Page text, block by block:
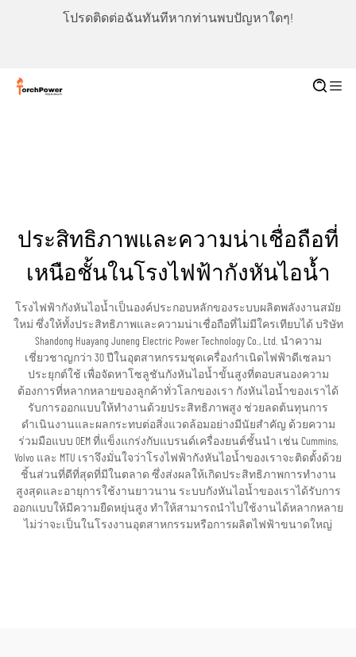
โปรดติดต่อฉันทันทีหากท่านพบปัญหาใดๆ!
ประสิทธิภาพและความน่าเชื่อถือที่
เหนือชั้นในโรงไฟฟ้ากังหันไอน้ำ
โรงไฟฟ้ากังหันไอน้ำเป็นองค์ประกอบหลักของระบบผลิตพลังงานสมัย
ใหม่ ซึ่งให้ทั้งประสิทธิภาพและความน่าเชื่อถือที่ไม่มีใครเทียบได้ บริษัท
Shandong Huayang Juneng Electric Power Technology Co., Ltd. นำความ
เชี่ยวชาญกว่า 30 ปีในอุตสาหกรรมชุดเครื่องกำเนิดไฟฟ้าดีเซลมา
ประยุกต์ใช้ เพื่อจัดหาโซลูชันกังหันไอน้ำขั้นสูงที่ตอบสนองความ
ต้องการที่หลากหลายของลูกค้าทั่วโลกของเรา กังหันไอน้ำของเราได้
รับการออกแบบให้ทำงานด้วยประสิทธิภาพสูง ช่วยลดต้นทุนการ
ดำเนินงานและผลกระทบต่อสิ่งแวดล้อมอย่างมีนัยสำคัญ ด้วยความ
ร่วมมือแบบ OEM ที่แข็งแกร่งกับแบรนด์เครื่องยนต์ชั้นนำ เช่น Cummins,
Volvo และ MTU เราจึงมั่นใจว่าโรงไฟฟ้ากังหันไอน้ำของเราจะติดตั้งด้วย
ชิ้นส่วนที่ดีที่สุดที่มีในตลาด ซึ่งส่งผลให้เกิดประสิทธิภาพการทำงาน
สูงสุดและอายุการใช้งานยาวนาน ระบบกังหันไอน้ำของเราได้รับการ
ออกแบบให้มีความยืดหยุ่นสูง ทำให้สามารถนำไปใช้งานได้หลากหลาย
ไม่ว่าจะเป็นในโรงงานอุตสาหกรรมหรือการผลิตไฟฟ้าขนาดใหญ่